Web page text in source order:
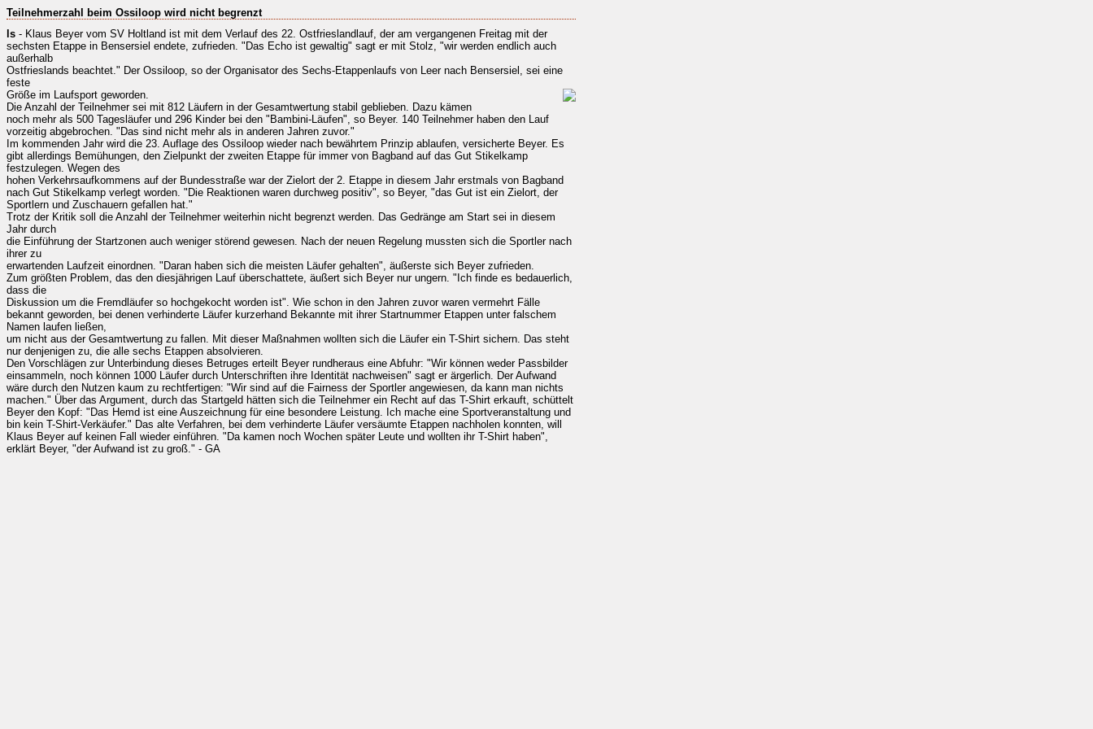
Teilnehmerzahl beim Ossiloop wird nicht begrenzt
ls - Klaus Beyer vom SV Holtland ist mit dem Verlauf des 22. Ostfrieslandlauf, der am vergangenen Freitag mit der
sechsten Etappe in Bensersiel endete, zufrieden. "Das Echo ist gewaltig" sagt er mit Stolz, "wir werden endlich auch
außerhalb
Ostfrieslands beachtet." Der Ossiloop, so der Organisator des Sechs-Etappenlaufs von Leer nach Bensersiel, sei eine
feste
Größe im Laufsport geworden.
Die Anzahl der Teilnehmer sei mit 812 Läufern in der Gesamtwertung stabil geblieben. Dazu kämen
noch mehr als 500 Tagesläufer und 296 Kinder bei den "Bambini-Läufen", so Beyer. 140 Teilnehmer haben den Lauf
vorzeitig abgebrochen. "Das sind nicht mehr als in anderen Jahren zuvor."
Im kommenden Jahr wird die 23. Auflage des Ossiloop wieder nach bewährtem Prinzip ablaufen, versicherte Beyer. Es
gibt allerdings Bemühungen, den Zielpunkt der zweiten Etappe für immer von Bagband auf das Gut Stikelkamp
festzulegen. Wegen des
hohen Verkehrsaufkommens auf der Bundesstraße war der Zielort der 2. Etappe in diesem Jahr erstmals von Bagband
nach Gut Stikelkamp verlegt worden. "Die Reaktionen waren durchweg positiv", so Beyer, "das Gut ist ein Zielort, der
Sportlern und Zuschauern gefallen hat."
Trotz der Kritik soll die Anzahl der Teilnehmer weiterhin nicht begrenzt werden. Das Gedränge am Start sei in diesem
Jahr durch
die Einführung der Startzonen auch weniger störend gewesen. Nach der neuen Regelung mussten sich die Sportler nach
ihrer zu
erwartenden Laufzeit einordnen. "Daran haben sich die meisten Läufer gehalten", äußerste sich Beyer zufrieden.
Zum größten Problem, das den diesjährigen Lauf überschattete, äußert sich Beyer nur ungern. "Ich finde es bedauerlich,
dass die
Diskussion um die Fremdläufer so hochgekocht worden ist". Wie schon in den Jahren zuvor waren vermehrt Fälle
bekannt geworden, bei denen verhinderte Läufer kurzerhand Bekannte mit ihrer Startnummer Etappen unter falschem
Namen laufen ließen,
um nicht aus der Gesamtwertung zu fallen. Mit dieser Maßnahmen wollten sich die Läufer ein T-Shirt sichern. Das steht
nur denjenigen zu, die alle sechs Etappen absolvieren.
Den Vorschlägen zur Unterbindung dieses Betruges erteilt Beyer rundheraus eine Abfuhr: "Wir können weder Passbilder
einsammeln, noch können 1000 Läufer durch Unterschriften ihre Identität nachweisen" sagt er ärgerlich. Der Aufwand
wäre durch den Nutzen kaum zu rechtfertigen: "Wir sind auf die Fairness der Sportler angewiesen, da kann man nichts
machen." Über das Argument, durch das Startgeld hätten sich die Teilnehmer ein Recht auf das T-Shirt erkauft, schüttelt
Beyer den Kopf: "Das Hemd ist eine Auszeichnung für eine besondere Leistung. Ich mache eine Sportveranstaltung und
bin kein T-Shirt-Verkäufer." Das alte Verfahren, bei dem verhinderte Läufer versäumte Etappen nachholen konnten, will
Klaus Beyer auf keinen Fall wieder einführen. "Da kamen noch Wochen später Leute und wollten ihr T-Shirt haben",
erklärt Beyer, "der Aufwand ist zu groß." - GA